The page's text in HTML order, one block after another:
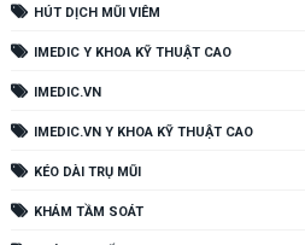
HÚT DỊCH MŨI VIÊM
IMEDIC Y KHOA KỸ THUẬT CAO
IMEDIC.VN
IMEDIC.VN Y KHOA KỸ THUẬT CAO
KÉO DÀI TRỤ MŨI
KHÁM TẦM SOÁT